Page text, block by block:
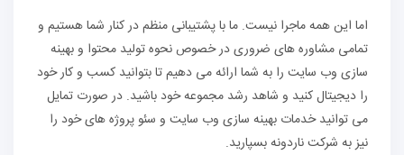
اما این همه ماجرا نیست. ما با پشتیبانی منظم در کنار شما هستیم و
تمامی مشاوره های ضروری در خصوص نحوه تولید محتوا و بهینه
سازی وب سایت را به شما ارائه می دهیم تا بتوانید کسب و کار خود
را دیجیتال کنید و شاهد رشد مجموعه خود باشید. در صورت تمایل
می توانید خدمات بهینه سازی وب سایت و سئو پروژه های خود را
نیز به شرکت ناردونه بسپارید.